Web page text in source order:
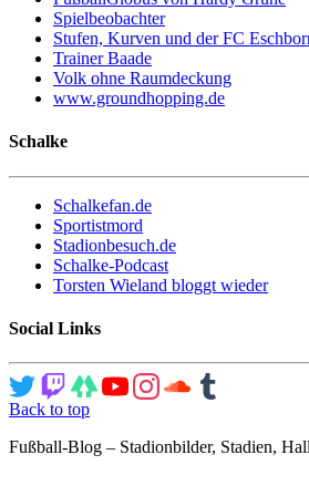
Spielbeobachter
Stufen, Kurven und der FC
Trainer Baade
Volk ohne Raumdeckung
www.groundhopping.de
Schalke
Schalkefan.de
Sportistmord
Stadionbesuch.de
Schalke-Podcast
Torsten Wieland bloggt wieder
Social Links
Back to top
Fußball-Blog – Stadionbilder, Stadien,